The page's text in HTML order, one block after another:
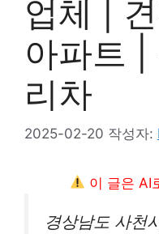
업체 |
아파트
리차
2025-02-20 작성자:
이 글은 AI
경상남도 사천